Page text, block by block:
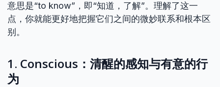
意思是“to know”，即“知道，了解”。理解了这一
点，你就能更好地把握它们之间的微妙联系和根本区
别。
1. Conscious：清醒的感知与有意的行
为